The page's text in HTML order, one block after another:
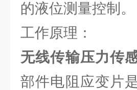
的液位测量控制。
工作原理：
无线传输压力传
部件电阻应变片